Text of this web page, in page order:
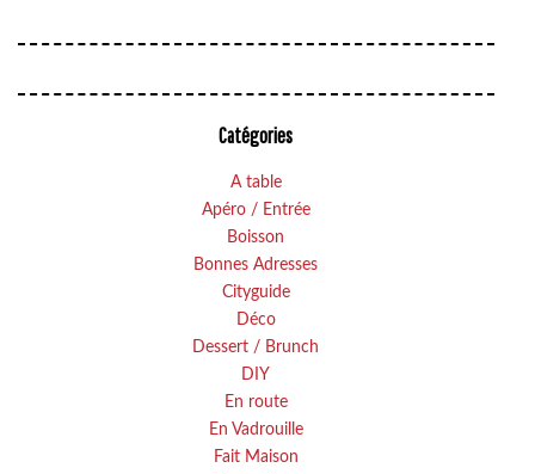
Catégories
A table
Apéro / Entrée
Boisson
Bonnes Adresses
Cityguide
Déco
Dessert / Brunch
DIY
En route
En Vadrouille
Fait Maison